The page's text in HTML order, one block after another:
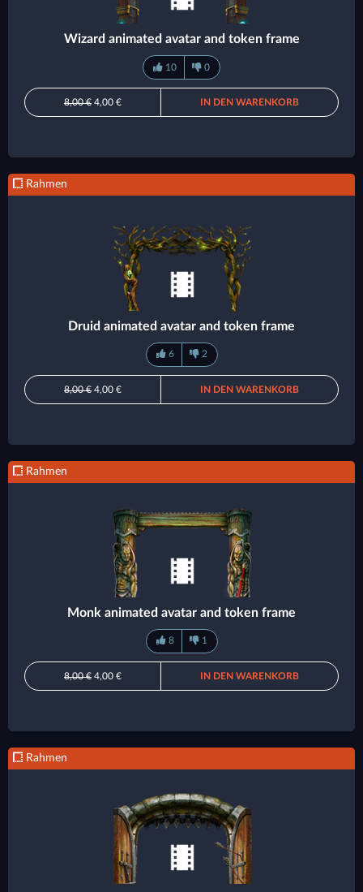
Wizard animated avatar and token frame
10 0
8,00 € 4,00 € IN DEN WARENKORB
Rahmen
Druid animated avatar and token frame
6 2
8,00 € 4,00 € IN DEN WARENKORB
Rahmen
Monk animated avatar and token frame
8 1
8,00 € 4,00 € IN DEN WARENKORB
Rahmen